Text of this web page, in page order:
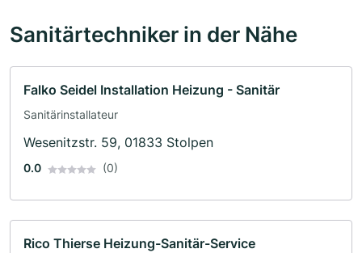
Sanitärtechniker in der Nähe
Falko Seidel Installation Heizung - Sanitär
Sanitärinstallateur
Wesenitzstr. 59, 01833 Stolpen
0.0 (0)
Rico Thierse Heizung-Sanitär-Service